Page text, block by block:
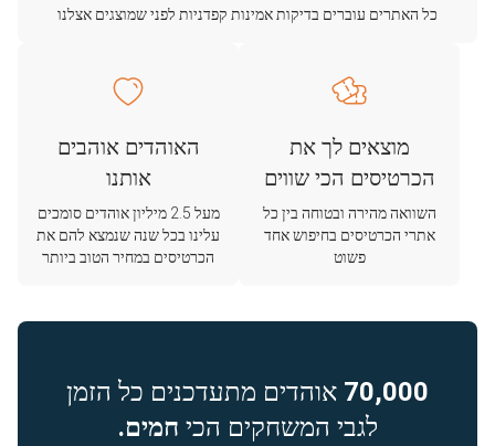
כל האתרים עוברים בדיקות אמינות קפדניות לפני שמוצגים אצלנו
מוצאים לך את
הכרטיסים הכי שווים
השוואה מהירה ובטוחה בין כל
אתרי הכרטיסים בחיפוש אחד
פשוט
האוהדים אוהבים
אותנו
מעל 2.5 מיליון אוהדים סומכים
עלינו בכל שנה שנמצא להם את
הכרטיסים במחיר הטוב ביותר
70,000 אוהדים מתעדכנים כל הזמן
לגבי המשחקים הכי חמים.